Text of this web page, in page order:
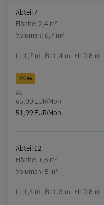
Abteil 7
Fläche: 2,4 m²
Volumen: 6,7 m³
L: 1,7 m B: 1,4 m H: 2,8 m
-20%
Ab
65,00 EUR/Mon
51,99 EUR/Mon
Abteil 12
Fläche: 1,8 m²
Volumen: 5 m³
L: 1,4 m B: 1,3 m H: 2,8 m